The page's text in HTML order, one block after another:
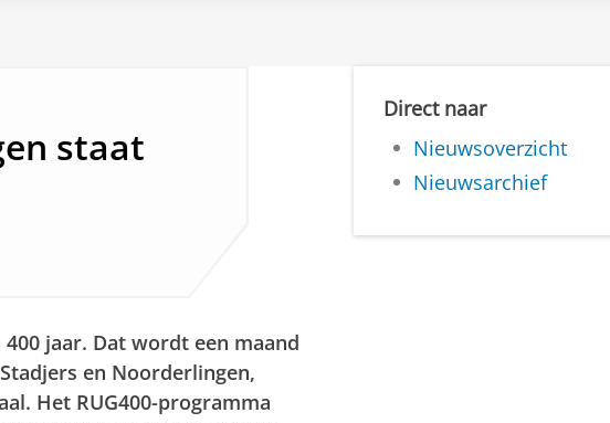
staat
jaar. Dat wordt een maand
en Noorderlingen,
Het RUG400-programma
Direct naar
Nieuwsoverzicht
Nieuwsarchief